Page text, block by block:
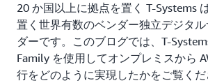
20 か国以上に拠点を置く T-Systems
置く世界有数のベンダー独立デジタ
ダーです。このブログでは、T-
Family を使用してオンプレミスから
行をどのように実現したかをご覧くだ